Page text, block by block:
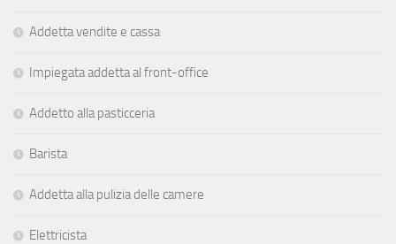
Addetta vendite e cassa
Impiegata addetta al front-office
Addetto alla pasticceria
Barista
Addetta alla pulizia delle camere
Elettricista